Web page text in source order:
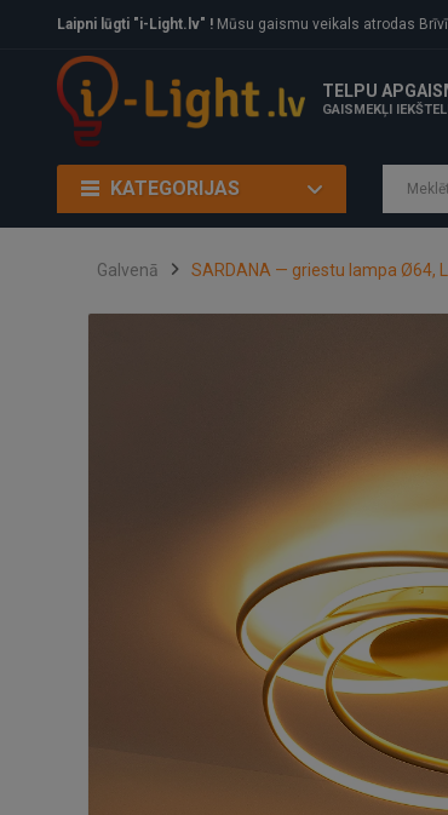
Laipni lūgti "i-Light.lv" ! Mūsu gaismu veikals atrodas Brīvības
TELPU
GAISMEKĻI
KATEGORIJAS
Galvenā SARDANA — griestu lampa Ø64,